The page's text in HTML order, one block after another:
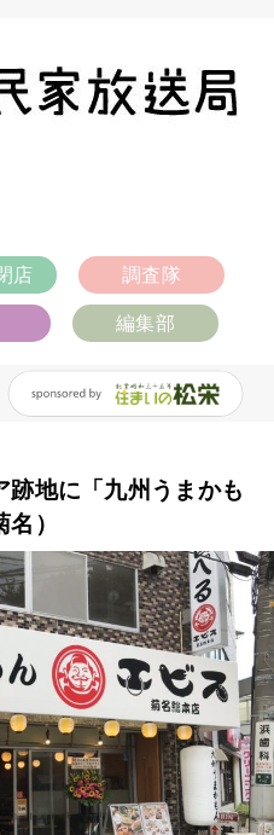
店 調査隊
編集部
跡地に「九州うまかも
）